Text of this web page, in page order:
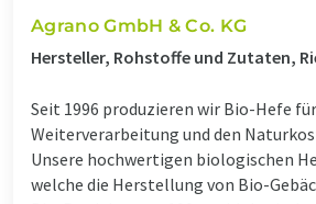
Agrano GmbH & Co. KG
Hersteller, Rohstoffe und Zutaten,
Seit 1996 produzieren wir Bio-Hefe
Weiterverarbeitung und den
Unsere hochwertigen biologischen
welche die Herstellung von Bio-